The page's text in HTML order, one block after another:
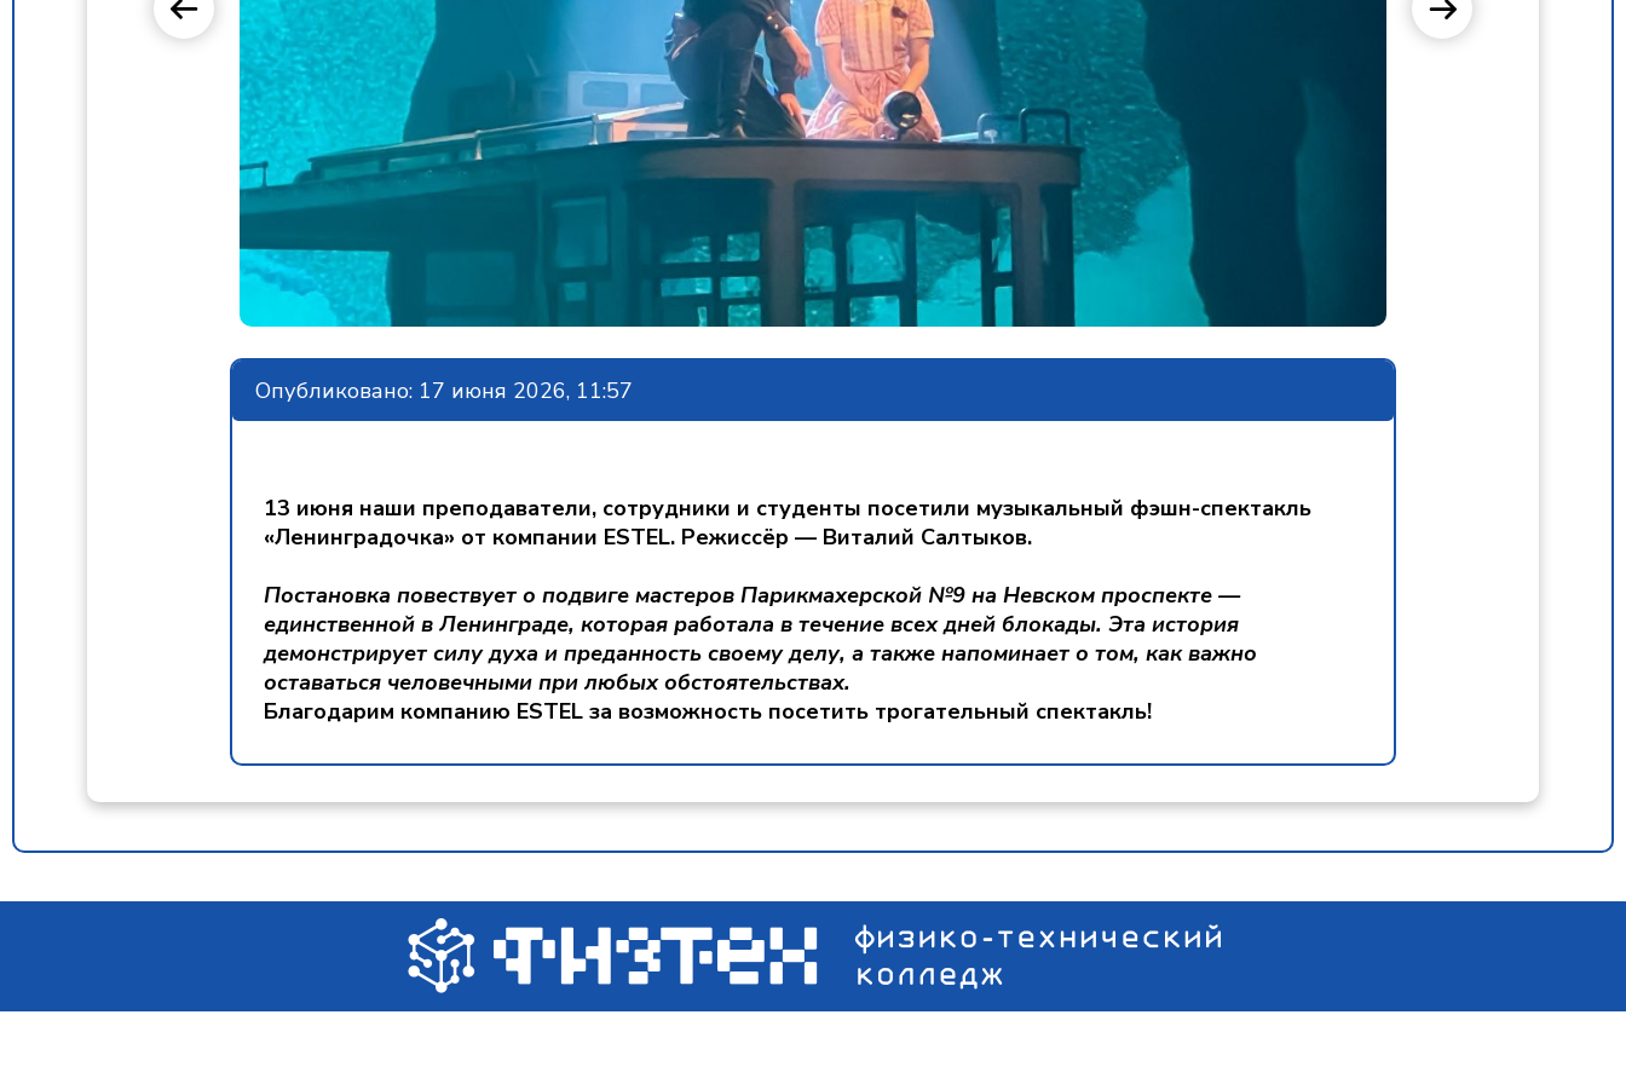
Опубликовано: 17 июня 2026, 11:57
13 июня наши преподаватели, сотрудники и студенты посетили музыкальный фэшн-спектакль
«Ленинградочка» от компании ESTEL. Режиссёр — Виталий Салтыков.
Постановка повествует о подвиге мастеров Парикмахерской №9 на Невском проспекте —
единственной в Ленинграде, которая работала в течение всех дней блокады. Эта история
демонстрирует силу духа и преданность своему делу, а также напоминает о том, как важно
оставаться человечными при любых обстоятельствах.
Благодарим компанию ESTEL за возможность посетить трогательный спектакль!